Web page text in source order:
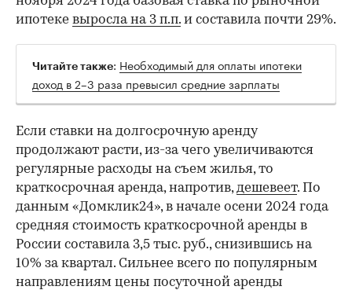
ипотеке выросла на 3 п.п. и составила почти 29%.
Читайте также: Необходимый для оплаты ипотеки
доход в 2–3 раза превысил средние зарплаты
Если ставки на долгосрочную аренду
продолжают расти, из-за чего увеличиваются
регулярные расходы на съем жилья, то
краткосрочная аренда, напротив,дешевеет. По
данным «Домклик24», в начале осени 2024 года
средняя стоимость краткосрочной аренды в
России составила 3,5 тыс. руб., снизившись на
10% за квартал. Сильнее всего по популярным
направлениям цены посуточной аренды